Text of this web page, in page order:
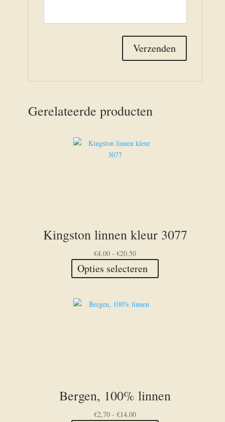
Gerelateerde producten
Kingston linnen kleur 3077
€4,00 - €20,50Prijsklasse:
tot
Opties selecteren
product
productpagina
Bergen, 100% linnen
€2,70 - €14,00Prijsklasse: